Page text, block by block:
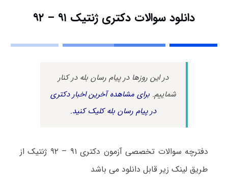
دانلود سوالات دکتری ژنتیک ۹۱ – ۹۲
در این روزها در پیام رسان بله در کنار
شماییم.برای مشاهده آخرین اخبار دکتری
در پیام رسان بله کلیک کنید.
دفترچه سوالات تخصصی آزمون دکتری ۹۱ – ۹۲ ژنتیک از
طریق لینک زیر قابل دانلود می باشد